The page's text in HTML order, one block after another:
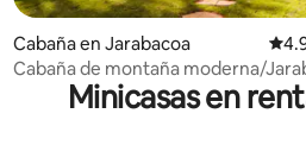
promedio: 4.93 de 5; 14
Cabaña en Jarabacoa
Cabaña de montaña moderna/
Minicasas en